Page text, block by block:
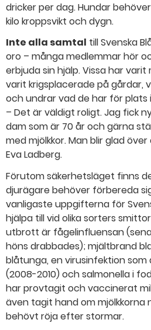
dricker per dag. Hundar
kilo kroppsvikt och dygn.
Inte alla samtal till Svenska
oro – många medlemmar hör
erbjuda sin hjälp. Vissa har
varit krigsplacerade på gårdar,
och undrar vad de har för plats
– Det är väldigt roligt. Jag fick
dam som är 70 år och gärna
med mjölkkor. Man blir glad
Eva Ladberg.
Förutom säkerhetsläget finns
djurägare behöver förbereda
vanligaste uppgifterna för
hjälpa till vid olika sorters
utbrott är fågelinfluensan
höns drabbades); mjältbrand
blåtunga, en virusinfektion som
(2008-2010) och salmonella i
har provtagit och vaccinerat
även tagit hand om mjölkkorna
behövt röja efter stormar.